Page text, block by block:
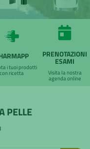
i tuoi prodotti
con ricetta
PRENOTAZIONI
ESAMI
Visita la nostra
agenda online
PELLE